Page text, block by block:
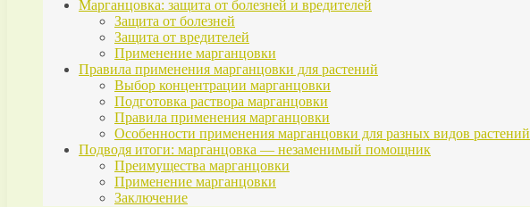
Марганцовка: защита от болезней и вредителей
Защита от болезней
Защита от вредителей
Применение марганцовки
Правила применения марганцовки для растений
Выбор концентрации марганцовки
Подготовка раствора марганцовки
Правила применения марганцовки
Особенности применения марганцовки для разных видов растений
Подводя итоги: марганцовка — незаменимый помощник
Преимущества марганцовки
Применение марганцовки
Заключение